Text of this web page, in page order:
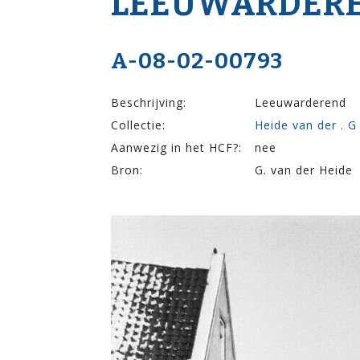
A-08-02-00793
Beschrijving:
Leeuwarderend
Collectie:
Heide van der . G
Aanwezig in het HCF?:
nee
Bron:
G. van der Heide